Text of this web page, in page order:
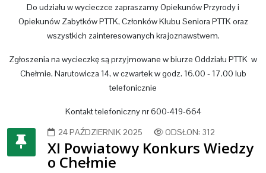
Do udziału w wycieczce zapraszamy Opiekunów Przyrody i
Opiekunów Zabytków PTTK, Członków Klubu Seniora PTTK oraz
wszystkich zainteresowanych krajoznawstwem.
Zgłoszenia na wycieczkę są przyjmowane w biurze Oddziału PTTK w
Chełmie, Narutowicza 14, w czwartek w godz. 16.00 - 17.00 lub
telefonicznie
Kontakt telefoniczny nr 600-419-664
24 PAŹDZIERNIK 2025
ODSŁON: 312
XI Powiatowy Konkurs Wiedzy
o Chełmie